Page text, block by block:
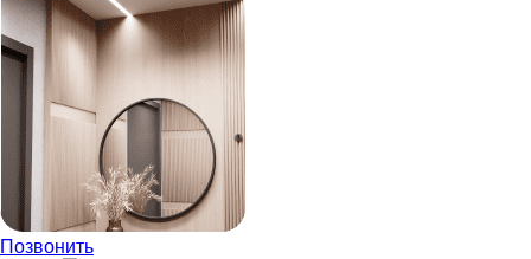
Позвонить